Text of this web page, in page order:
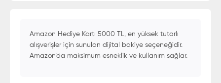
Amazon Hediye Kartı 5000 TL, en yüksek tutarlı
alışverişler için sunulan dijital bakiye seçeneğidir.
Amazon’da maksimum esneklik ve kullanım sağlar.